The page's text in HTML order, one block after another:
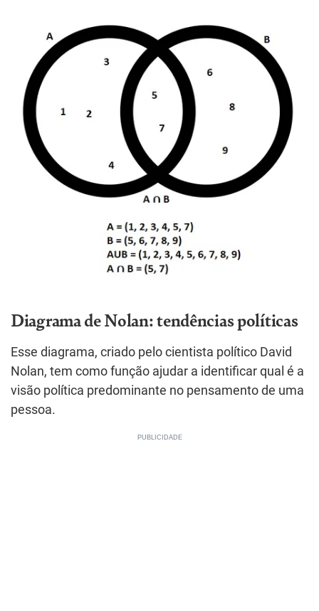
Diagrama de Nolan: tendências políticas
Esse diagrama, criado pelo cientista político David
Nolan, tem como função ajudar a identificar qual é a
visão política predominante no pensamento de uma
pessoa.